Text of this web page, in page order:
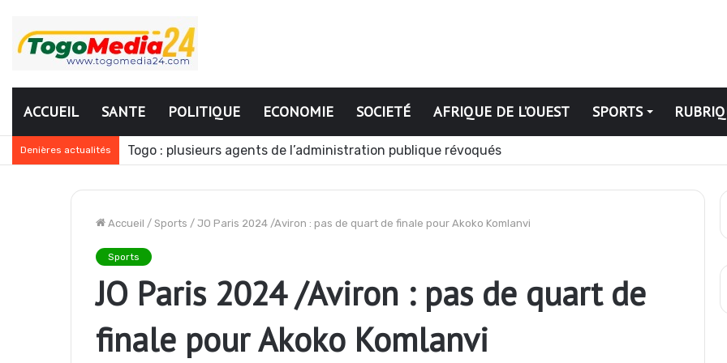
ACCUEIL SANTE POLITIQUE ECONOMIE SOCIETÉ AFRIQUE DE L’OUEST SPORTS
Denières actualités Togo : Énergies renouvelables, les médias appelés à devenir des acteurs du changement
Accueil / Sports / JO Paris 2024 /Aviron : pas de quart de finale pour Akoko Komlanvi
Sports
JO Paris 2024 /Aviron : pas de quart de
finale pour Akoko Komlanvi